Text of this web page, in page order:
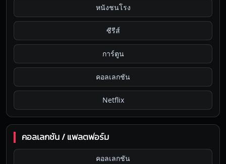
หนังชนโรง
ซีรีส์
การ์ตูน
คอลเลกชัน
Netflix
คอลเลกชัน / แพลตฟอร์ม
คอลเลกชัน